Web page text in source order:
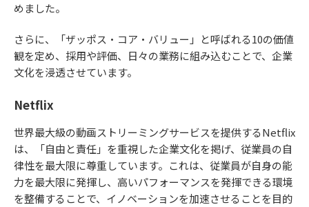
めました。
さらに、「ザッポス・コア・バリュー」と呼ばれる10の価値
観を定め、採用や評価、日々の業務に組み込むことで、企業
文化を浸透させています。
Netflix
世界最大級の動画ストリーミングサービスを提供するNetflix
は、「自由と責任」を重視した企業文化を掲げ、従業員の自
律性を最大限に尊重しています。これは、従業員が自身の能
力を最大限に発揮し、高いパフォーマンスを発揮できる環境
を整備することで、イノベーションを加速させることを目的